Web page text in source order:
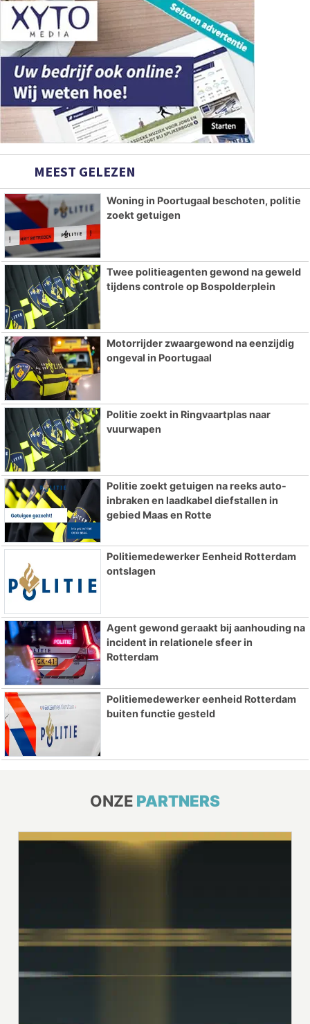
MEEST GELEZEN
Woning in Poortugaal beschoten, politie
zoekt getuigen
Twee politieagenten gewond na geweld
tijdens controle op Bospolderplein
Motorrijder zwaargewond na eenzijdig
ongeval in Poortugaal
Politie zoekt in Ringvaartplas naar
vuurwapen
Politie zoekt getuigen na reeks auto-
inbraken en laadkabel diefstallen in
gebied Maas en Rotte
Politiemedewerker Eenheid Rotterdam
ontslagen
Agent gewond geraakt bij aanhouding na
incident in relationele sfeer in
Rotterdam
Politiemedewerker eenheid Rotterdam
buiten functie gesteld
ONZE PARTNERS